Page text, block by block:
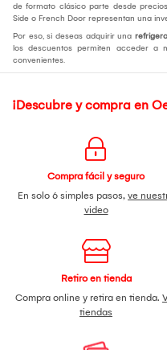
de formato clásico parte desde
Side o French Door representan una
Por eso, si deseas adquirir una
los descuentos permiten acceder a
convenientes.
¡Descubre y compra en
Compra fácil y seguro
En solo 6 simples pasos, ve
video
Retiro en tienda
Compra online y retira en tienda.
tiendas